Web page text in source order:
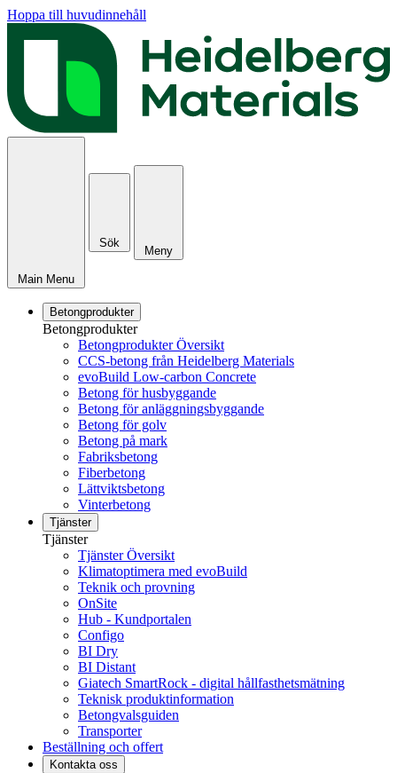
Hoppa till huvudinnehåll
Main Menu
Sök
Meny
Betongprodukter
Betongprodukter
Betongprodukter Översikt
CCS-betong från Heidelberg Materials
evoBuild Low-carbon Concrete
Betong för husbyggande
Betong för anläggningsbyggande
Betong för golv
Betong på mark
Fabriksbetong
Fiberbetong
Lättviktsbetong
Vinterbetong
Tjänster
Tjänster
Tjänster Översikt
Klimatoptimera med evoBuild
Teknik och provning
OnSite
Hub - Kundportalen
Configo
BI Dry
BI Distant
Giatech SmartRock - digital hållfasthetsmätning
Teknisk produktinformation
Betongvalsguiden
Transporter
Beställning och offert
Kontakta oss